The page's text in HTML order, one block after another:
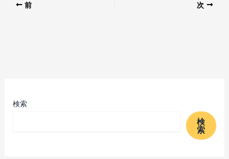
前 次
検索
検
索